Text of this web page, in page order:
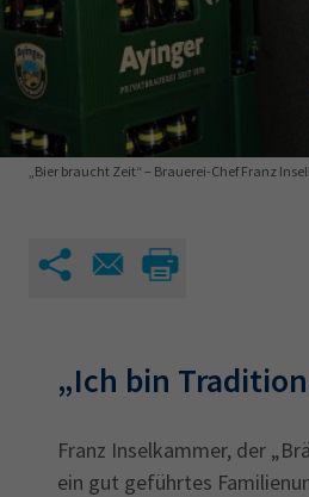
Leichte Sprache
IHK regional
Karriere
EN
Magazin
AdA
34d
Wirtschaftsfachwirt
Sachkundeprüfung
34i
Betriebswirt
„Bier braucht Zeit“ – Brauerei-Chef Franz
„Ich bin
Franz Inselkammer, der
ein gut geführtes